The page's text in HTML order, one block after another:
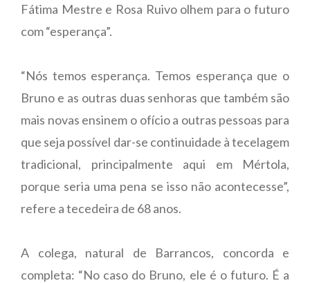
Fátima Mestre e Rosa Ruivo olhem para o futuro
com “esperança”.
“Nós temos esperança. Temos esperança que o
Bruno e as outras duas senhoras que também são
mais novas ensinem o ofício a outras pessoas para
que seja possível dar-se continuidade à tecelagem
tradicional, principalmente aqui em Mértola,
porque seria uma pena se isso não acontecesse”,
refere a tecedeira de 68 anos.
A colega, natural de Barrancos, concorda e
completa: “No caso do Bruno, ele é o futuro. É a